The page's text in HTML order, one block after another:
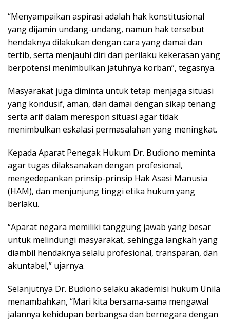
“Menyampaikan aspirasi adalah hak konstitusional
yang dijamin undang-undang, namun hak tersebut
hendaknya dilakukan dengan cara yang damai dan
tertib, serta menjauhi diri dari perilaku kekerasan yang
berpotensi menimbulkan jatuhnya korban”, tegasnya.
Masyarakat juga diminta untuk tetap menjaga situasi
yang kondusif, aman, dan damai dengan sikap tenang
serta arif dalam merespon situasi agar tidak
menimbulkan eskalasi permasalahan yang meningkat.
Kepada Aparat Penegak Hukum Dr. Budiono meminta
agar tugas dilaksanakan dengan profesional,
mengedepankan prinsip-prinsip Hak Asasi Manusia
(HAM), dan menjunjung tinggi etika hukum yang
berlaku.
“Aparat negara memiliki tanggung jawab yang besar
untuk melindungi masyarakat, sehingga langkah yang
diambil hendaknya selalu profesional, transparan, dan
akuntabel,” ujarnya.
Selanjutnya Dr. Budiono selaku akademisi hukum Unila
menambahkan, “Mari kita bersama-sama mengawal
jalannya kehidupan berbangsa dan bernegara dengan